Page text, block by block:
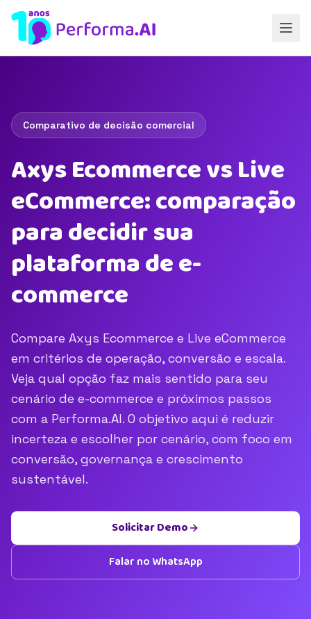
Comparativo de decisão comercial
Axys Ecommerce vs Live
eCommerce: comparação
para decidir sua
plataforma de e-
commerce
Compare Axys Ecommerce e Live eCommerce
em critérios de operação, conversão e escala.
Veja qual opção faz mais sentido para seu
cenário de e-commerce e próximos passos
com a Performa.AI. O objetivo aqui é reduzir
incerteza e escolher por cenário, com foco em
conversão, governança e crescimento
sustentável.
Solicitar Demo
Falar no WhatsApp